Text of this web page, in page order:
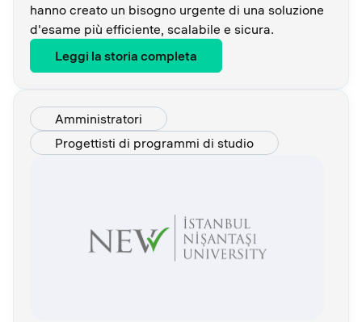
hanno creato un bisogno urgente di una soluzione
d'esame più efficiente, scalabile e sicura.
Leggi la storia completa
Amministratori
Progettisti di programmi di studio